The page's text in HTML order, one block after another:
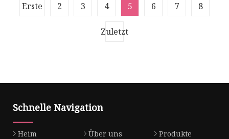
Erste 2 3 4 5 6 7 8
Zuletzt
Schnelle Navigation
Heim Über uns
Produkte